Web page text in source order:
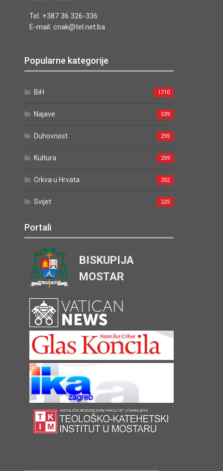
Tel. +387 36 326-336
E-mail: cnak@tel.net.ba
Popularne kategorije
BiH 1710
Najave 539
Duhovnost 295
Kultura 259
Crkva u Hrvata 252
Svijet 225
Portali
BISKUPIJA
MOSTAR